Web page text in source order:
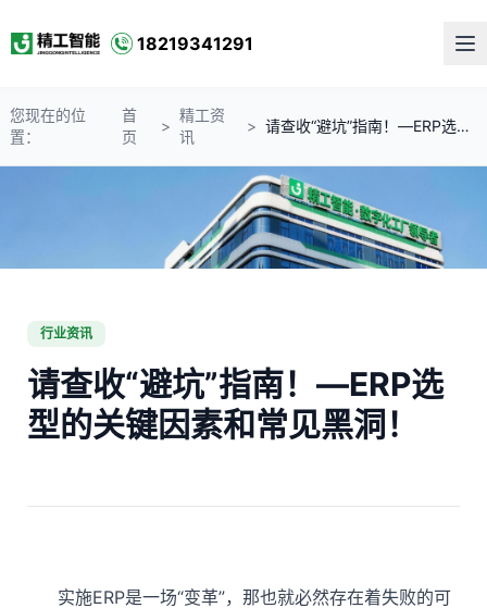
18219341291
您现在的位
置：
首
页
>
精工资
讯
> 请查收“避坑”指南！—ERP选型的关键因素和常见黑洞！
行业资讯
请查收“避坑”指南！—ERP选
型的关键因素和常见黑洞！
实施ERP是一场“变革”，那也就必然存在着失败的可